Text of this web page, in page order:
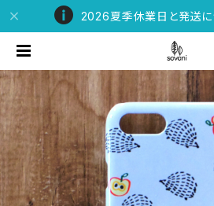
2026夏季休業日と発送に